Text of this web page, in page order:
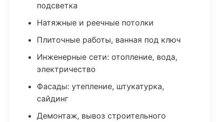
подсветка
Натяжные и реечные потолки
Плиточные работы, ванная под ключ
Инженерные сети: отопление, вода,
электричество
Фасады: утепление, штукатурка,
сайдинг
Демонтаж, вывоз строительного